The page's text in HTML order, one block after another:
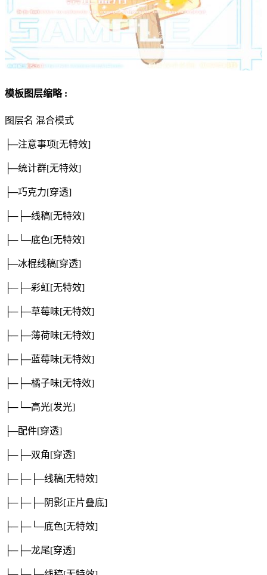
模板图层缩略 :
图层名 混合模式
├─注意事项[无特效]
├─统计群[无特效]
├─巧克力[穿透]
├─├─线稿[无特效]
├─└─底色[无特效]
├─冰棍线稿[穿透]
├─├─彩虹[无特效]
├─├─草莓味[无特效]
├─├─薄荷味[无特效]
├─├─蓝莓味[无特效]
├─├─橘子味[无特效]
├─└─高光[发光]
├─配件[穿透]
├─├─双角 [穿透]
├─├─├─线稿[无特效]
├─├─├─阴影[正片叠底]
├─├─└─底色[无特效]
├─├─龙尾[穿透]